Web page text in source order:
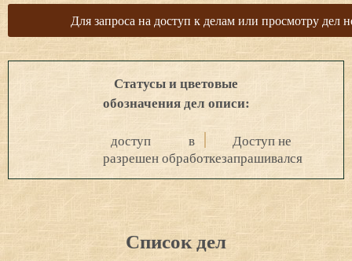
Для запроса на доступ к делам или просмотру дел
Статусы и цветовые
обозначения дел описи:
доступ
разрешен
в
обработке
Доступ не
запрашивался
Список дел